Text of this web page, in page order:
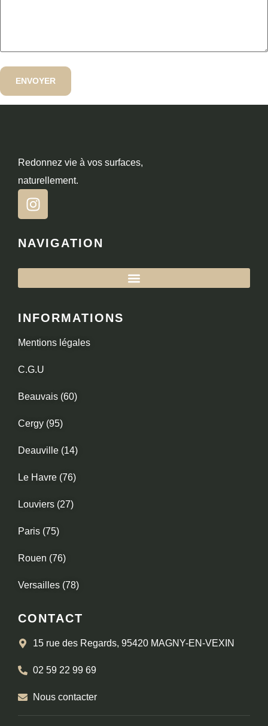
Redonnez vie à vos surfaces,
naturellement.
NAVIGATION
INFORMATIONS
Mentions légales
C.G.U
Beauvais (60)
Cergy (95)
Deauville (14)
Le Havre (76)
Louviers (27)
Paris (75)
Rouen (76)
Versailles (78)
CONTACT
15 rue des Regards, 95420 MAGNY-EN-VEXIN
02 59 22 99 69
Nous contacter